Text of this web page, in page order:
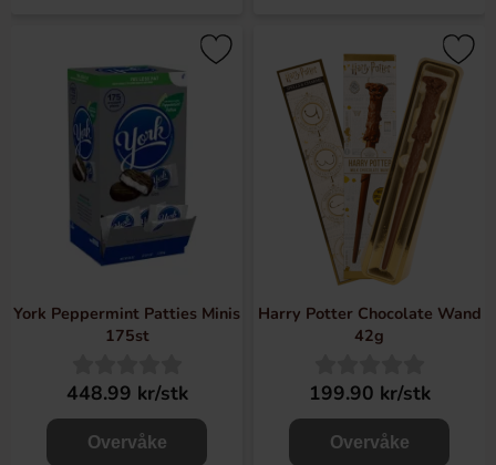
York Peppermint Patties Minis
175st
448.99 kr/stk
Overvåke
Harry Potter Chocolate Wand
42g
199.90 kr/stk
Overvåke